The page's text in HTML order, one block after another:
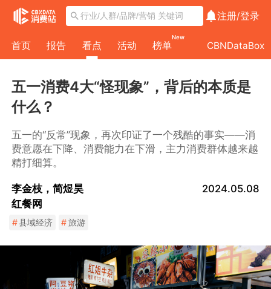
注册/登录
首页 报告 看点 活动 榜单
New
CBNDataBox
五一消费4大“怪现象”，背后的本质是
什么？
五一的“反常”现象，再次印证了一个残酷的事实——消
费意愿在下降、消费能力在下滑，主力消费群体越来越
精打细算。
李金枝，简煜昊
红餐网
2024.05.08
#县域经济 #旅游